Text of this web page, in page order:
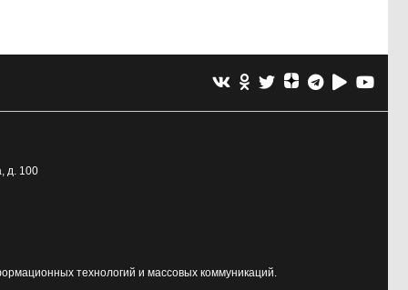
д. 100
технологий и массовых коммуникаций.